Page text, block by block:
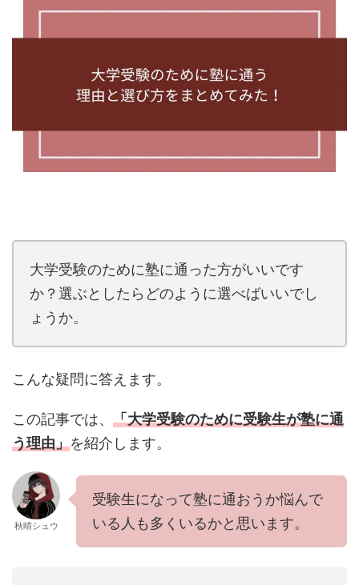
大学受験のために塾に通った方がいいです
か？選ぶとしたらどのように選べばいいでし
ょうか。
こんな疑問に答えます。
この記事では、 「大学受験のために受験生が塾に通
う理由」を紹介します。
秋晴シュウ
受験生になって塾に通おうか悩んで
いる人も多くいるかと思います。